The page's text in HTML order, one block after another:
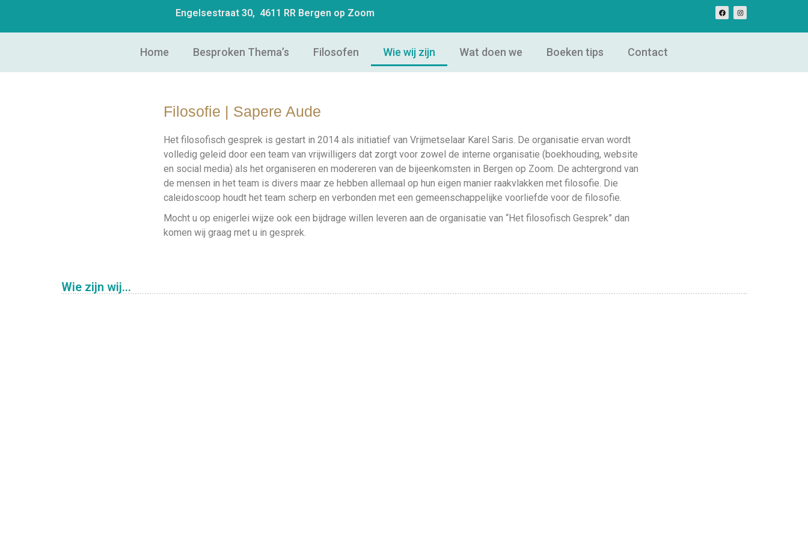
Engelsestraat 30, 4611 RR Bergen op Zoom
Home Besproken Thema’s Filosofen Wie wij zijn Wat doen we Boeken tips Contact
Filosofie | Sapere Aude
Het filosofisch gesprek is gestart in 2014 als initiatief van Vrijmetselaar Karel Saris. De organisatie ervan wordt
volledig geleid door een team van vrijwilligers dat zorgt voor zowel de interne organisatie (boekhouding, website
en social media) als het organiseren en modereren van de bijeenkomsten in Bergen op Zoom. De achtergrond van
de mensen in het team is divers maar ze hebben allemaal op hun eigen manier raakvlakken met filosofie. Die
caleidoscoop houdt het team scherp en verbonden met een gemeenschappelijke voorliefde voor de filosofie.
Mocht u op enigerlei wijze ook een bijdrage willen leveren aan de organisatie van “Het filosofisch Gesprek” dan
komen wij graag met u in gesprek.
Wie zijn wij...